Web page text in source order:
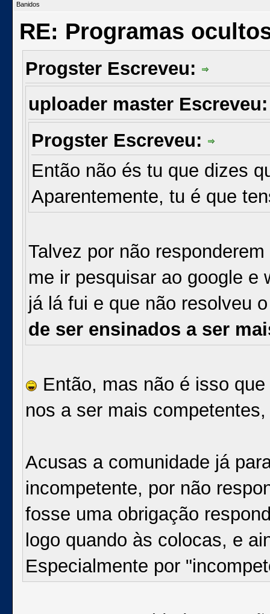
Banidos
RE: Programas
Progster Escreveu:
uploader master
Progster Escreveu:
Então não és tu que dizes
Aparentemente, tu é que
Talvez por não
me ir pesquisar ao google e
já lá fui e que não resolveu
de ser ensinados a ser
Então, mas não é isso
nos a ser mais
Acusas a comunidade já
incompetente, por não
fosse uma obrigação
logo quando às colocas, e
Especialmente por